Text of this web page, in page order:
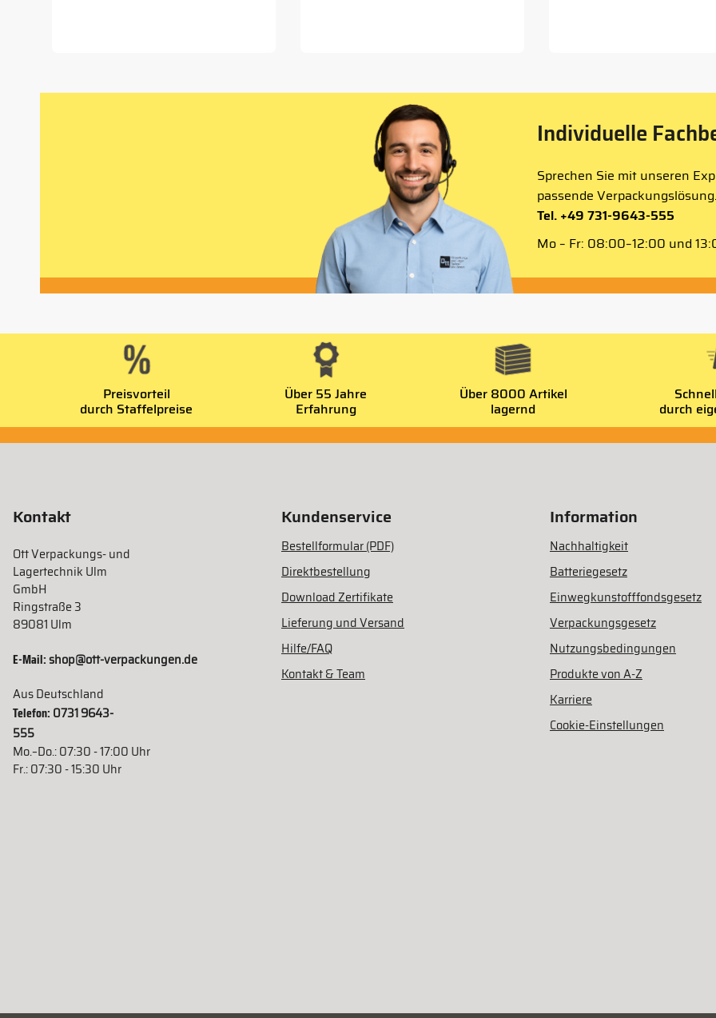
Individuelle
Sprechen Sie mit unseren
passende
Tel. +49 731-9643-555
Mo – Fr: 08:00–12:00 und
Preisvorteil
durch Staffelpreise
Über 55 Jahre
Erfahrung
Über 8000 Artikel
lagernd durch
Kontakt
Ott Verpackungs- und
Lagertechnik Ulm
GmbH
Ringstraße 3
89081 Ulm
E-Mail:shop@ott-verpackungen.de
Aus Deutschland
Telefon: 0731 9643-
555
Mo.–Do.: 07:30 - 17:00 Uhr
Fr.: 07:30 - 15:30 Uhr
Kundenservice
Bestellformular (PDF)
Direktbestellung
Download Zertifikate
Lieferung und Versand
Hilfe/FAQ
Kontakt & Team
Information
Nachhaltigkeit
Batteriegesetz
Einwegkunstofffondsgesetz
Verpackungsgesetz
Nutzungsbedingungen
Produkte von A-Z
Karriere
Cookie-Einstellungen